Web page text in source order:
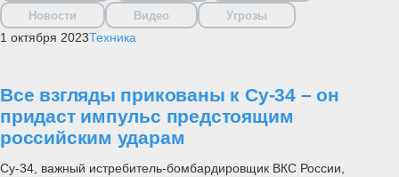
Новости
Видео Угрозы
1 октября 2023Техника
Все взгляды прикованы к Су-34 – он
придаст импульс предстоящим
российским ударам
Су-34, важный истребитель-бомбардировщик ВКС России,